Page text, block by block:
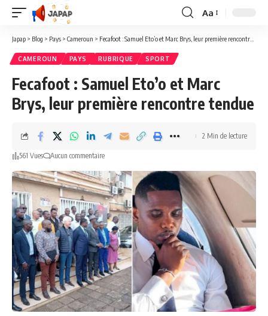
Redimensionner
Aa
Japap > Blog > Pays > Cameroun > Fecafoot : Samuel Eto’o et Marc Brys, leur première rencontre tendue
CAMEROUN PAYS RUBRIQUE SPORT
Fecafoot : Samuel Eto’o et Marc
Brys, leur première rencontre tendue
561 Vues Aucun commentaire
2 Min de lecture